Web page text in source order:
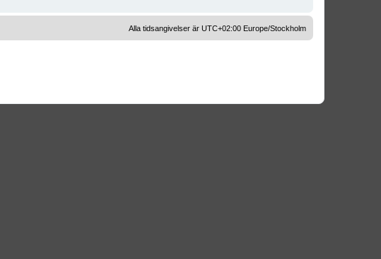
Alla tidsangivelser är UTC+02:00 Europe/Stockholm